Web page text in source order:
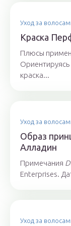
Уход за
Краска
Плюсы
Ориентируясь
краска...
Уход за
Образ
Алладин
Примечания
Enterprises.
Уход за